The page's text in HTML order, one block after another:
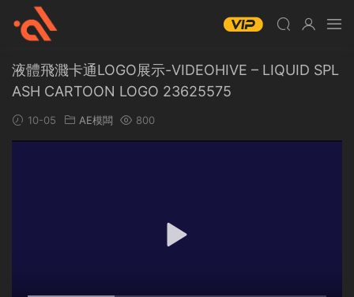
液體飛濺卡通LOGO展示-VIDEOHIVE – LIQUID SPL
ASH CARTOON LOGO 23625575
10-05 AE模闆 800